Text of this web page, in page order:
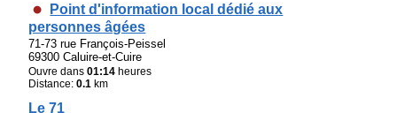
Point d'information local dédié aux
personnes âgées
71-73 rue François-Peissel
69300 Caluire-et-Cuire
Ouvre dans01:14 heures
Distance:0.1 km
Le 71